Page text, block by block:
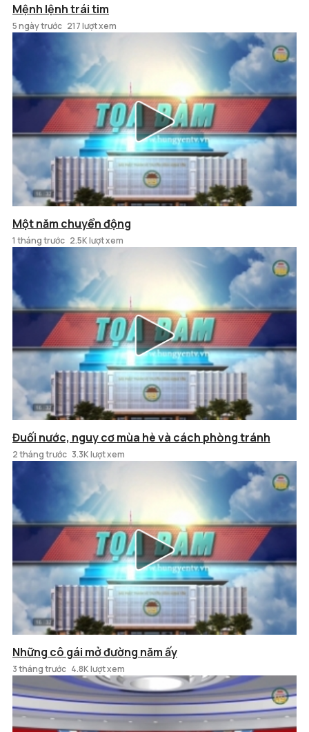
Mệnh lệnh trái tim
5 ngày trước 217 lượt xem
Một năm chuyển động
1 tháng trước 2.5K lượt xem
Đuối nước, nguy cơ mùa hè và cách phòng tránh
2 tháng trước 3.3K lượt xem
Những cô gái mở đường năm ấy
3 tháng trước 4.8K lượt xem